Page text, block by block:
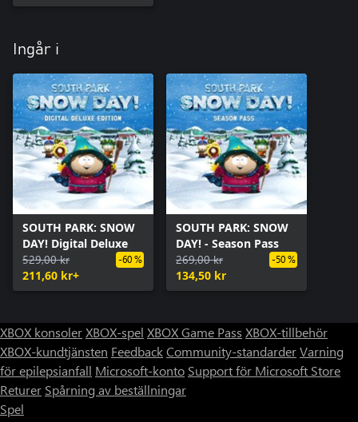
Ingår i
SOUTH PARK: SNOW
DAY! Digital Deluxe
529,00 kr
211,60 kr+
-60 %
SOUTH PARK: SNOW
DAY! - Season Pass
269,00 kr
134,50 kr
-50 %
XBOX konsolerXBOX-spel XBOX Game Pass XBOX-tillbehör
XBOX-kundtjänsten FeedbackCommunity-standarderVarning
för epilepsianfall Microsoft-konto Support för Microsoft Store
Returer Spårning av beställningar
Spel